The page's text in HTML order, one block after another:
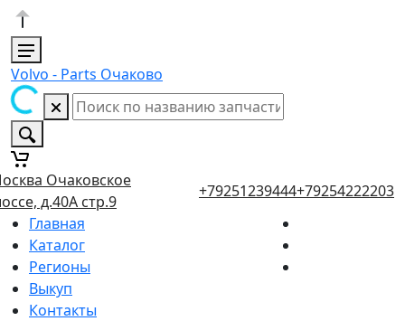
Volvo - Parts Очаково
Очаковское
д.40А стр.9
+79251239444+79254222203
Главная
Каталог
Регионы
Выкуп
Контакты